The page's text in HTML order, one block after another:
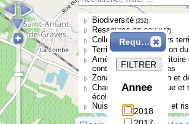
Biodiversité (252)
Ressource en eau (107)
Collectivités et acteurs
Territoires et occupation du
Aménagement du territoire
continuités écologiques
Zonages de protection et
Changement climatique et
écologique
Nuisances, pressions et
Requête
Annee
2018
FILTRER